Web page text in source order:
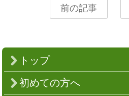
前の記事
トップ
初めての方へ